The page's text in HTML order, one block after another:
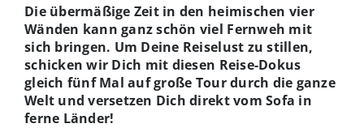
Die übermäßige Zeit in den heimischen vier
Wänden kann ganz schön viel Fernweh mit
sich bringen. Um Deine Reiselust zu stillen,
schicken wir Dich mit diesen Reise-Dokus
gleich fünf Mal auf große Tour durch die ganze
Welt und versetzen Dich direkt vom Sofa in
ferne Länder!